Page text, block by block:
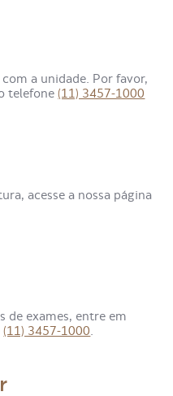
a unidade. Por favor,
telefone(11) 3457-1000
acesse a nossa página
de exames, entre em
(11) 3457-1000